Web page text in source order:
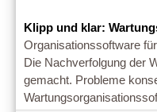
Klipp und klar:
Organisationssoftware
Die Nachverfolgung der
gemacht. Probleme